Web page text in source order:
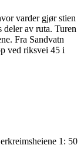
varder gjør stien
deler av ruta. Turen
Fra Sandvatn
ved riksvei 45 i
1: 50